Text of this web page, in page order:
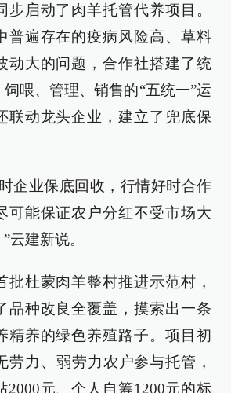
步启动了肉羊托管代养项目。
普遍存在的疫病风险高、草料
动大的问题，合作社搭建了统
喂、管理、销售的“五统一”运
联动龙头企业，建立了兜底保
企业保底回收，行情好时合作
可能保证农户分红不受市场大
云建新说。
批杜蒙肉羊整村推进示范村，
品种改良全覆盖，摸索出一条
精养的绿色养殖路子。项目初
劳力、弱劳力农户参与托管，
2000元、个人自筹1200元的标